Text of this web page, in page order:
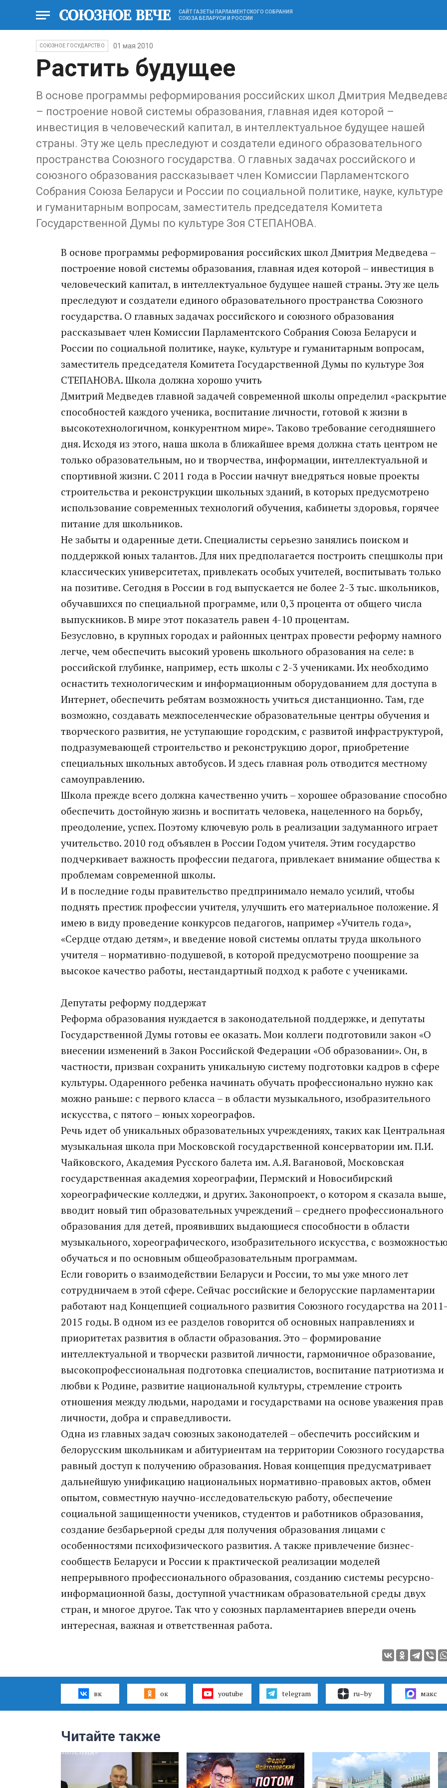
САЙТ ГАЗЕТЫ ПАРЛАМЕНТСКОГО СОБРАНИЯ
СОЮЗА БЕЛАРУСИ И РОССИИ
СОЮЗНОЕ ГОСУДАРСТВО 01 мая 2010
Растить будущее
В основе программы реформирования российских школ Дмитрия
– построение новой системы образования, главная идея которой –
инвестиция в человеческий капитал, в интеллектуальное будущее нашей
страны. Эту же цель преследуют и создатели единого образовательного
пространства Союзного государства. О главных задачах российского и
союзного образования рассказывает член Комиссии Парламентского
Собрания Союза Беларуси и России по социальной политике, науке, культуре
и гуманитарным вопросам, заместитель председателя Комитета
Государственной Думы по культуре Зоя СТЕПАНОВА.
В основе программы реформирования российских школ Дмитрия Медведева –
построение новой системы образования, главная идея которой – инвестиция в
человеческий капитал, в интеллектуальное будущее нашей страны. Эту же цель
преследуют и создатели единого образовательного пространства Союзного
государства. О главных задачах российского и союзного образования
рассказывает член Комиссии Парламентского Собрания Союза Беларуси и
России по социальной политике, науке, культуре и гуманитарным вопросам,
заместитель председателя Комитета Государственной Думы по культуре Зоя
СТЕПАНОВА. Школа должна хорошо учить
Дмитрий Медведев главной задачей современной школы определил «раскрытие
способностей каждого ученика, воспитание личности, готовой к жизни в
высокотехнологичном, конкурентном мире». Таково требование сегодняшнего
дня. Исходя из этого, наша школа в ближайшее время должна стать центром не
только образовательным, но и творчества, информации, интеллектуальной и
спортивной жизни. С 2011 года в России начнут внедряться новые проекты
строительства и реконструкции школьных зданий, в которых предусмотрено
использование современных технологий обучения, кабинеты здоровья, горячее
питание для школьников.
Не забыты и одаренные дети. Специалисты серьезно занялись поиском и
поддержкой юных талантов. Для них предполагается построить спецшколы при
классических университетах, привлекать особых учителей, воспитывать только
на позитиве. Сегодня в России в год выпускается не более 2-3 тыс. школьников,
обучавшихся по специальной программе, или 0,3 процента от общего числа
выпускников. В мире этот показатель равен 4-10 процентам.
Безусловно, в крупных городах и районных центрах провести реформу намного
легче, чем обеспечить высокий уровень школьного образования на селе: в
российской глубинке, например, есть школы с 2-3 учениками. Их необходимо
оснастить технологическим и информационным оборудованием для доступа в
Интернет, обеспечить ребятам возможность учиться дистанционно. Там, где
возможно, создавать межпоселенческие образовательные центры обучения и
творческого развития, не уступающие городским, с развитой инфраструктурой,
подразумевающей строительство и реконструкцию дорог, приобретение
специальных школьных автобусов. И здесь главная роль отводится местному
самоуправлению.
Школа прежде всего должна качественно учить – хорошее образование способно
обеспечить достойную жизнь и воспитать человека, нацеленного на борьбу,
преодоление, успех. Поэтому ключевую роль в реализации задуманного играет
учительство. 2010 год объявлен в России Годом учителя. Этим государство
подчеркивает важность профессии педагога, привлекает внимание общества к
проблемам современной школы.
И в последние годы правительство предпринимало немало усилий, чтобы
поднять престиж профессии учителя, улучшить его материальное положение. Я
имею в виду проведение конкурсов педагогов, например «Учитель года»,
«Сердце отдаю детям», и введение новой системы оплаты труда школьного
учителя – нормативно-подушевой, в которой предусмотрено поощрение за
высокое качество работы, нестандартный подход к работе с учениками.
Депутаты реформу поддержат
Реформа образования нуждается в законодательной поддержке, и депутаты
Государственной Думы готовы ее оказать. Мои коллеги подготовили закон «О
внесении изменений в Закон Российской Федерации «Об образовании». Он, в
частности, призван сохранить уникальную систему подготовки кадров в сфере
культуры. Одаренного ребенка начинать обучать профессионально нужно как
можно раньше: с первого класса – в области музыкального, изобразительного
искусства, с пятого – юных хореографов.
Речь идет об уникальных образовательных учреждениях, таких как Центральная
музыкальная школа при Московской государственной консерватории им. П.И.
Чайковского, Академия Русского балета им. А.Я. Вагановой, Московская
государственная академия хореографии, Пермский и Новосибирский
хореографические колледжи, и других. Законопроект, о котором я сказала выше,
вводит новый тип образовательных учреждений – среднего профессионального
образования для детей, проявивших выдающиеся способности в области
музыкального, хореографического, изобразительного искусства, с возможностью
обучаться и по основным общеобразовательным программам.
Если говорить о взаимодействии Беларуси и России, то мы уже много лет
сотрудничаем в этой сфере. Сейчас российские и белорусские парламентарии
работают над Концепцией социального развития Союзного государства на 2011-
2015 годы. В одном из ее разделов говорится об основных направлениях и
приоритетах развития в области образования. Это – формирование
интеллектуальной и творчески развитой личности, гармоничное образование,
высокопрофессиональная подготовка специалистов, воспитание патриотизма и
любви к Родине, развитие национальной культуры, стремление строить
отношения между людьми, народами и государствами на основе уважения прав
личности, добра и справедливости.
Одна из главных задач союзных законодателей – обеспечить российским и
белорусским школьникам и абитуриентам на территории Союзного государства
равный доступ к получению образования. Новая концепция предусматривает
дальнейшую унификацию национальных нормативно-правовых актов, обмен
опытом, совместную научно-исследовательскую работу, обеспечение
социальной защищенности учеников, студентов и работников образования,
создание безбарьерной среды для получения образования лицами с
особенностями психофизического развития. А также привлечение бизнес-
сообществ Беларуси и России к практической реализации моделей
непрерывного профессионального образования, созданию системы ресурсно-
информационной базы, доступной участникам образовательной среды двух
стран, и многое другое. Так что у союзных парламентариев впереди очень
интересная, важная и ответственная работа.
вк ок youtube telegram ru–by макс
Читайте также